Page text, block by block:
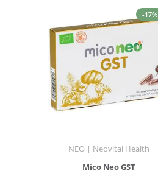
-17%
NEO | Neovital Health
Mico Neo GST